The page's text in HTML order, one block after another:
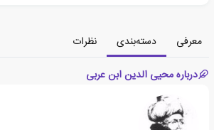
معرفی دسته‌بندی
نظرات
درباره محیی الدین ابن عربی